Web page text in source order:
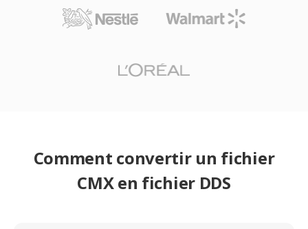
Comment convertir un fichier
CMX en fichier DDS